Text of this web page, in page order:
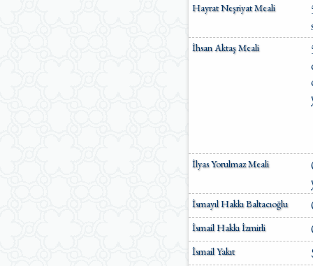
Hayrat Neşriyat Meali
İhsan Aktaş Meali
İlyas Yorulmaz Meali
İsmayıl Hakkı Baltacıoğlu
İsmail Hakkı İzmirli
İsmail Yakıt